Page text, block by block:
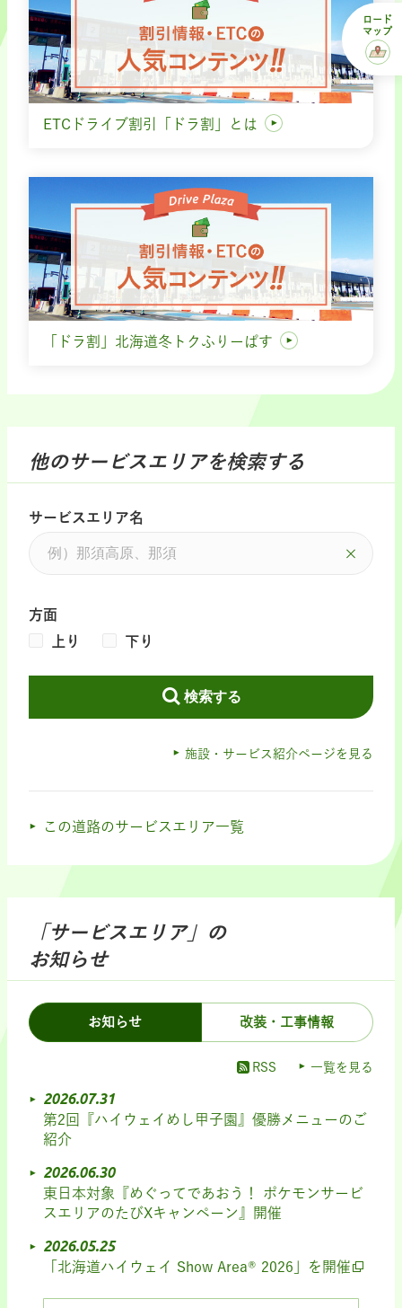
ETCドライブ割引「ドラ割」とは
「ドラ割」北海道冬トクふりーぱす
他のサービスエリアを検索する
サービスエリア名
方面
上り
下り
検索する
施設・サービス紹介ページを見る
この道路のサービスエリア一覧
「サービスエリア」の
お知らせ
お知らせ 改装・工事情報
RSS 一覧を見る
2026.07.31
第2回『ハイウェイめし甲子園』優勝メニューのご
紹介
2026.06.30
東日本対象『めぐってであおう！ ポケモンサービ
スエリアのたびXキャンペーン』開催
2026.05.25
「北海道ハイウェイ Show Area® 2026」を開催
ロード
マップ